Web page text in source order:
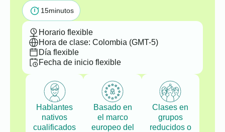
15minutos
Horario flexible
Hora de clase: Colombia (GMT-5)
Día flexible
Fecha de inicio flexible
Hablantes
nativos
cualificados
Basado en
el marco
europeo del
Clases en
grupos
reducidos o